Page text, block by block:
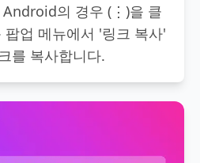
의 경우 (⋮)을 클
팝업 메뉴에서 '링크 복사'
를 복사합니다.